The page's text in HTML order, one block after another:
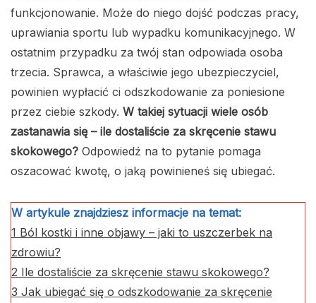
funkcjonowanie. Może do niego dojść podczas pracy,
uprawiania sportu lub wypadku komunikacyjnego. W
ostatnim przypadku za twój stan odpowiada osoba
trzecia. Sprawca, a właściwie jego ubezpieczyciel,
powinien wypłacić ci odszkodowanie za poniesione
przez ciebie szkody. W takiej sytuacji wiele osób
zastanawia się – ile dostaliście za skręcenie stawu
skokowego? Odpowiedź na to pytanie pomaga
oszacować kwotę, o jaką powinieneś się ubiegać.
W artykule znajdziesz informacje na temat:
1 Ból kostki i inne objawy – jaki to uszczerbek na
zdrowiu?
2 Ile dostaliście za skręcenie stawu skokowego?
3 Jak ubiegać się o odszkodowanie za skręcenie